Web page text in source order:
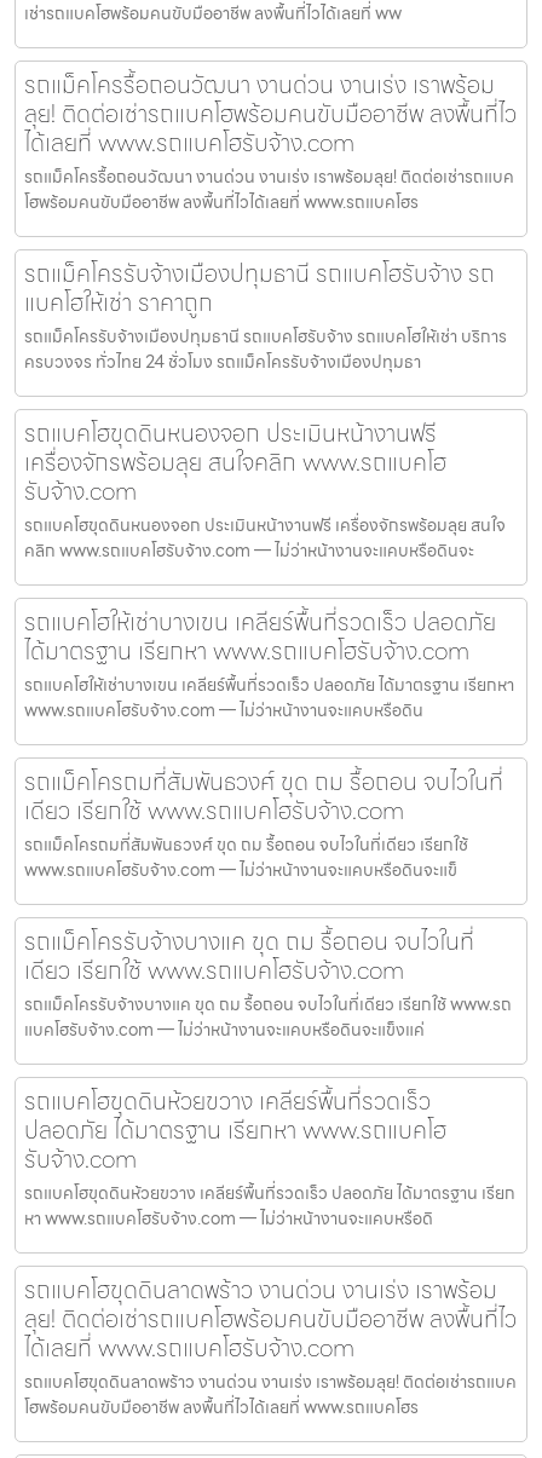
เช่ารถแบคโฮพร้อมคนขับมืออาชีพ ลงพื้นที่ไวได้เลยที่ ww
รถแม็คโครรื้อถอนวัฒนา งานด่วน งานเร่ง เราพร้อม
ลุย! ติดต่อเช่ารถแบคโฮพร้อมคนขับมืออาชีพ ลงพื้นที่ไว
ได้เลยที่ www.รถแบคโฮรับจ้าง.com
รถแม็คโครรื้อถอนวัฒนา งานด่วน งานเร่ง เราพร้อมลุย! ติดต่อเช่ารถแบค
โฮพร้อมคนขับมืออาชีพ ลงพื้นที่ไวได้เลยที่ www.รถแบคโฮร
รถแม็คโครรับจ้างเมืองปทุมธานี รถแบคโฮรับจ้าง รถ
แบคโฮให้เช่า ราคาถูก
รถแม็คโครรับจ้างเมืองปทุมธานี รถแบคโฮรับจ้าง รถแบคโฮให้เช่า บริการ
ครบวงจร ทั่วไทย 24 ชั่วโมง รถแม็คโครรับจ้างเมืองปทุมธา
รถแบคโฮขุดดินหนองจอก ประเมินหน้างานฟรี
เครื่องจักรพร้อมลุย สนใจคลิก www.รถแบคโฮ
รับจ้าง.com
รถแบคโฮขุดดินหนองจอก ประเมินหน้างานฟรี เครื่องจักรพร้อมลุย สนใจ
คลิก www.รถแบคโฮรับจ้าง.com — ไม่ว่าหน้างานจะแคบหรือดินจะ
รถแบคโฮให้เช่าบางเขน เคลียร์พื้นที่รวดเร็ว ปลอดภัย
ได้มาตรฐาน เรียกหา www.รถแบคโฮรับจ้าง.com
รถแบคโฮให้เช่าบางเขน เคลียร์พื้นที่รวดเร็ว ปลอดภัย ได้มาตรฐาน เรียกหา
www.รถแบคโฮรับจ้าง.com — ไม่ว่าหน้างานจะแคบหรือดิน
รถแม็คโครถมที่สัมพันธวงศ์ ขุด ถม รื้อถอน จบไวในที่
เดียว เรียกใช้ www.รถแบคโฮรับจ้าง.com
รถแม็คโครถมที่สัมพันธวงศ์ ขุด ถม รื้อถอน จบไวในที่เดียว เรียกใช้
www.รถแบคโฮรับจ้าง.com — ไม่ว่าหน้างานจะแคบหรือดินจะแข็
รถแม็คโครรับจ้างบางแค ขุด ถม รื้อถอน จบไวในที่
เดียว เรียกใช้ www.รถแบคโฮรับจ้าง.com
รถแม็คโครรับจ้างบางแค ขุด ถม รื้อถอน จบไวในที่เดียว เรียกใช้ www.รถ
แบคโฮรับจ้าง.com — ไม่ว่าหน้างานจะแคบหรือดินจะแข็งแค่
รถแบคโฮขุดดินห้วยขวาง เคลียร์พื้นที่รวดเร็ว
ปลอดภัย ได้มาตรฐาน เรียกหา www.รถแบคโฮ
รับจ้าง.com
รถแบคโฮขุดดินห้วยขวาง เคลียร์พื้นที่รวดเร็ว ปลอดภัย ได้มาตรฐาน เรียก
หา www.รถแบคโฮรับจ้าง.com — ไม่ว่าหน้างานจะแคบหรือดิ
รถแบคโฮขุดดินลาดพร้าว งานด่วน งานเร่ง เราพร้อม
ลุย! ติดต่อเช่ารถแบคโฮพร้อมคนขับมืออาชีพ ลงพื้นที่ไว
ได้เลยที่ www.รถแบคโฮรับจ้าง.com
รถแบคโฮขุดดินลาดพร้าว งานด่วน งานเร่ง เราพร้อมลุย! ติดต่อเช่ารถแบค
โฮพร้อมคนขับมืออาชีพ ลงพื้นที่ไวได้เลยที่ www.รถแบคโฮร